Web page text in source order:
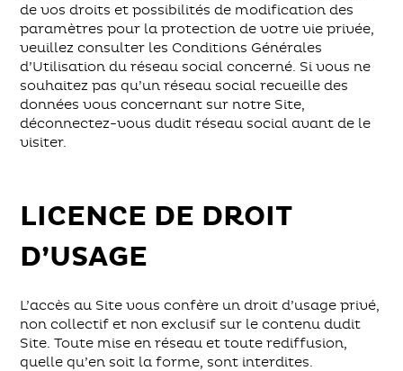
de vos droits et possibilités de modification des
paramètres pour la protection de votre vie privée,
veuillez consulter les Conditions Générales
d’Utilisation du réseau social concerné. Si vous ne
souhaitez pas qu’un réseau social recueille des
données vous concernant sur notre Site,
déconnectez-vous dudit réseau social avant de le
visiter.
LICENCE DE DROIT
D’USAGE
L’accès au Site vous confère un droit d’usage privé,
non collectif et non exclusif sur le contenu dudit
Site. Toute mise en réseau et toute rediffusion,
quelle qu’en soit la forme, sont interdites.